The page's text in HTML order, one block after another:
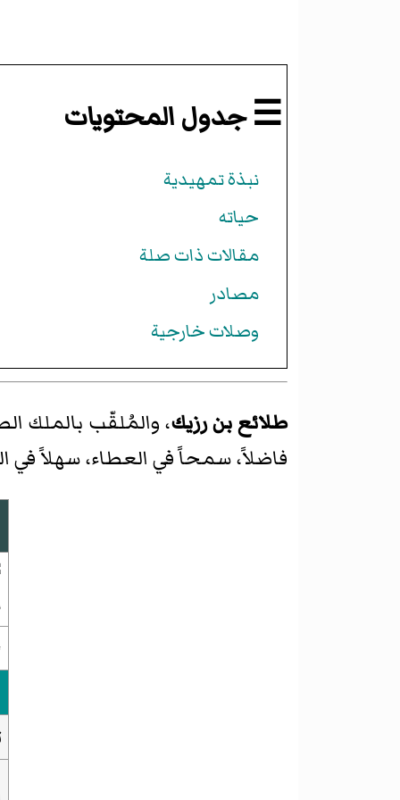
☰ جدول المحتويات
نبذة تمهيدية
حياته
مقالات ذات صلة
مصادر
وصلات خارجية
طلائع بن رزيك، والمُلقّب بالملك
فاضلاً، سمحاً في العطاء، سهلاً في